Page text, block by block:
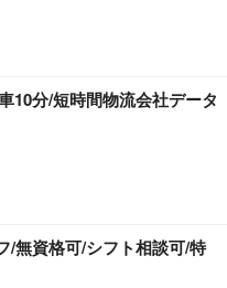
10分/短時間物流会社データ
/無資格可/シフト相談可/特